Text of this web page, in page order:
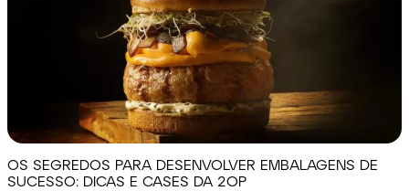
OS SEGREDOS PARA DESENVOLVER EMBALAGENS DE
SUCESSO: DICAS E CASES DA 2OP